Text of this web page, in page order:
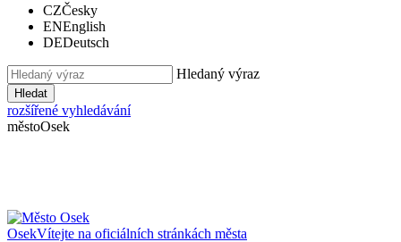
CZČesky
ENEnglish
DEDeutsch
Hledaný výraz
Hledat
rozšířené vyhledávání
městoOsek
OsekVítejte na oficiálních stránkách města